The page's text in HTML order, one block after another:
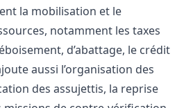
la mobilisation et le
notamment les taxes
d’abattage, le crédit
aussi l’organisation des
des assujettis, la reprise